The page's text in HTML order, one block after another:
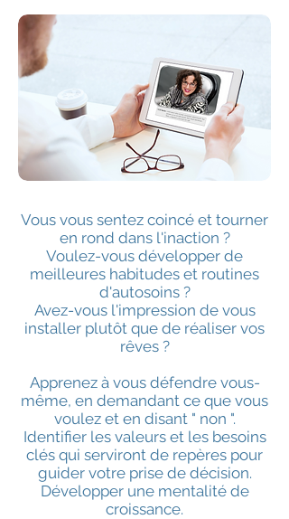
Vous vous sentez coincé et tourner
en rond dans l'inaction ?
Voulez-vous développer de
meilleures habitudes et routines
d'autosoins ?
Avez-vous l'impression de vous
installer plutôt que de réaliser vos
rêves ?
Apprenez à vous défendre vous-
même, en demandant ce que vous
voulez et en disant " non ".
Identifier les valeurs et les besoins
clés qui serviront de repères pour
guider votre prise de décision.
Développer une mentalité de
croissance.